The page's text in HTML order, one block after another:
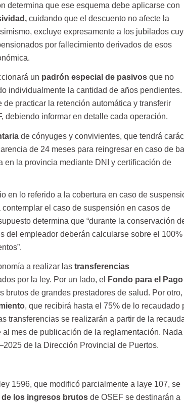
determina que ese esquema debe aplicarse con
,cuidando que el descuento no afecte la
excluye expresamente a los jubilados
por fallecimiento derivados de esos
un padrón especial de pasivosque no
individualmente la cantidad de años pendientes.
de practicar la retención automática y transferir
debiendo informar en detalle cada operación.
de cónyuges y convivientes, que tendrá
de 24 meses para reingresar en caso de
en la provincia mediante DNI y certificación de
en lo referido a la cobertura en caso de
el caso de suspensión en casos de
determina que “durante la conservación
del empleador deberán calcularse sobre el 100%
a realizar las transferencias
por la ley. Por un lado, el
Fondo para el
brutos de grandes prestadores de salud. Por otro,
, que recibirá hasta el 75% de lo recaudado
transferencias se realizarán a partir de la
mes de publicación de la reglamentación. Nada
de la Dirección Provincial de Puertos.
1596, que modificó parcialmente a laye 107, se
de los ingresos brutosde OSEF se destinarán a